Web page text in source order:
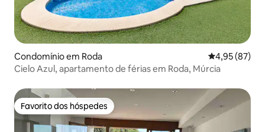
Condomínio em Roda Classificação
4,95 (87)
Cielo Azul, apartamento de férias em Roda, Múrcia
Favorito dos hóspedes
Favorito dos hóspedes